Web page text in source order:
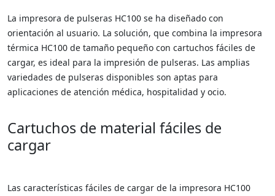
La impresora de pulseras HC100 se ha diseñado con
orientación al usuario. La solución, que combina la impresora
térmica HC100 de tamaño pequeño con cartuchos fáciles de
cargar, es ideal para la impresión de pulseras. Las amplias
variedades de pulseras disponibles son aptas para
aplicaciones de atención médica, hospitalidad y ocio.
Cartuchos de material fáciles de
cargar
Las características fáciles de cargar de la impresora HC100